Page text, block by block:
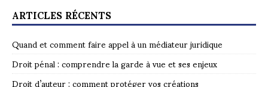
ARTICLES RÉCENTS
Quand et comment faire appel à un médiateur juridique
Droit pénal : comprendre la garde à vue et ses enjeux